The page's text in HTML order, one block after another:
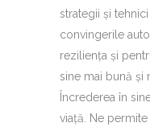
strategii și
convingerile
reziliența și
sine mai bună și
Încrederea în
viață. Ne